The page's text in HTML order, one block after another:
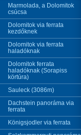
Marmolada, a Dolomitok
csúcsa
Dolomitok via ferrata
kezdőknek
Dolomitok via ferrata
haladóknak
Dolomitok ferrata
haladóknak (Sorapiss
körtúra)
Sauleck (3086m)
Dachstein panoráma via
ferrata
Königsjodler via ferrata